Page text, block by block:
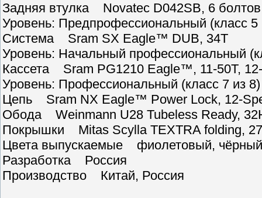
Задняя втулка Novatec D042SB, 6
Уровень: Предпрофессиональный (класс 5
Система Sram SX Eagle™ DUB, 34T
Уровень: Начальный профессиональный
Кассета Sram PG1210 Eagle™, 11-50T,
Уровень: Профессиональный (класс 7 из 8)
Цепь Sram NX Eagle™ Power Lock, 12-
Обода Weinmann U28 Tubeless Ready,
Покрышки Mitas Scylla TEXTRA folding,
Цвета выпускаемые фиолетовый, чёрный
Разработка Россия
Производство Китай, Россия